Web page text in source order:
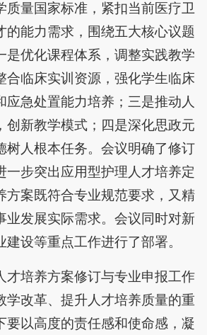
质量国家标准，紧扣当前医疗卫
的能力需求，围绕五大核心议题
是优化课程体系，调整实践教学
合临床实训资源，强化学生临床
应急处置能力培养；三是推动人
创新教学模式；四是深化思政元
树人根本任务。会议明确了修订
一步突出应用型护理人才培养定
方案既符合专业规范要求，又精
业发展实际需求。会议同时对新
设等重点工作进行了部署。
才培养方案修订与专业申报工作
学改革、提升人才培养质量的重
要以高度的责任感和使命感，凝